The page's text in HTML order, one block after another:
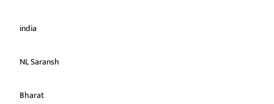
india
NL Saransh
Bharat